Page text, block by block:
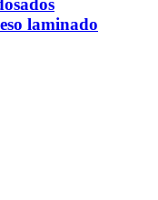
laminado